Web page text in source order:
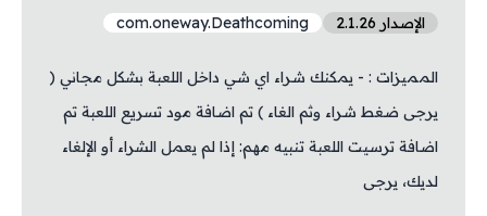
الإصدار 2.1.26 com.oneway.Deathcoming
المميزات : - يمكنك شراء اي شي داخل اللعبة بشكل مجاني (
يرجى ضغط شراء وثم الغاء ) تم اضافة مود تسريع اللعبة تم
اضافة ترسيت اللعبة تنبيه مهم: إذا لم يعمل الشراء أو الإلغاء
لديك، يرجى